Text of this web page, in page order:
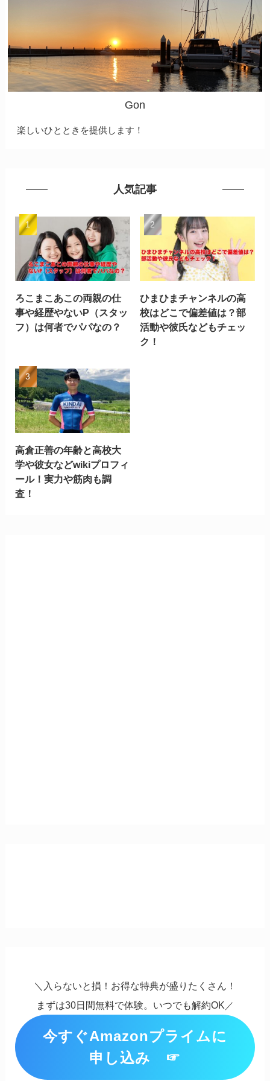
Gon
楽しいひとときを提供します！
人気記事
ろこまこあこの両親の仕
事や経歴やないP（スタッ
フ）は何者でパパなの？
ひまひまチャンネルの高
校はどこで偏差値は？部
活動や彼氏などもチェッ
ク！
高倉正善の年齢と高校大
学や彼女などwikiプロフィ
ール！実力や筋肉も調
査！
＼入らないと損！お得な特典が盛りたくさん！
まずは30日間無料で体験。いつでも解約OK ／
今すぐAmazonプライムに
申し込み ☞